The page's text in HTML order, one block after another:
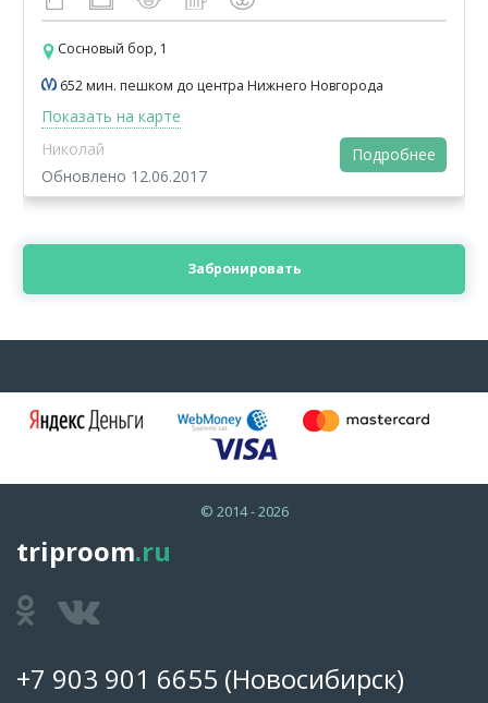
Сосновый бор, 1
652 мин. пешком до центра Нижнего Новгорода
Показать на карте
Николай
Обновлено 12.06.2017
Подробнее
Забронировать
© 2014 - 2026
triproom.ru
+7 903 901 6655 (Новосибирск)